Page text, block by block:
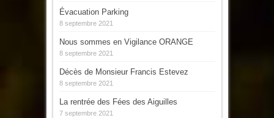
Évacuation Parking
8 septembre 2021
Nous sommes en Vigilance ORANGE
8 septembre 2021
Décès de Monsieur Francis Estevez
8 septembre 2021
La rentrée des Fées des Aiguilles
7 septembre 2021